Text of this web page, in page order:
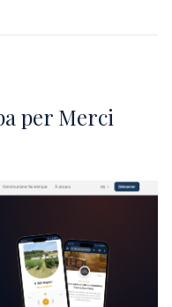
per Merci